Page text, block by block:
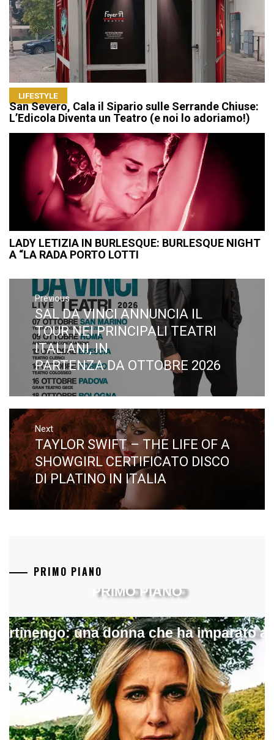
LIFESTYLE
San Severo, Cala il Sipario sulle Serrande Chiuse:
L’Edicola Diventa un Teatro (e noi lo adoriamo!)
LADY LETIZIA IN BURLESQUE: BURLESQUE NIGHT
A “LA RADA PORTO LOTTI
Navigazione
articoli
Previous
Previous
post:
SAL DA VINCI ANNUNCIA IL
TOUR NEI PRINCIPALI TEATRI
ITALIANI, IN
PARTENZA DA OTTOBRE 2026​
Next
Next
post:
TAYLOR SWIFT – THE LIFE OF A
SHOWGIRL CERTIFICATO DISCO
DI PLATINO IN ITALIA
PRIMO PIANO
una donna che ha imparato a
PRIMO PIANO